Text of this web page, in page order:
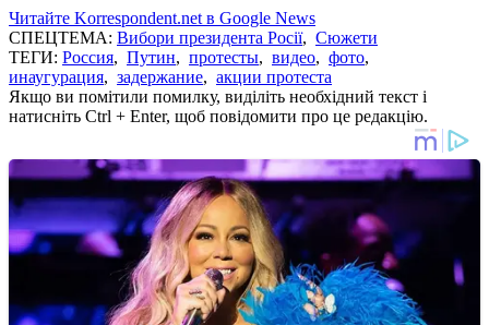
Читайте Korrespondent.net в Google News
СПЕЦТЕМА: Вибори президента Росії, Сюжети
ТЕГИ: Россия, Путин, протесты, видео, фото,
инаугурация, задержание, акции протеста
Якщо ви помітили помилку, виділіть необхідний текст і
натисніть Ctrl + Enter, щоб повідомити про це редакцію.